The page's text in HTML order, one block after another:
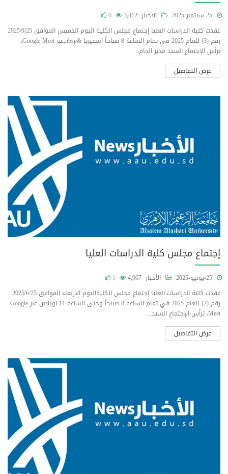
الأخبار 3,412
0
عقدت كلية الدراسات العليا إجتماع مجلس الكلية اليوم الخميس الموافق 2025/9/25
رقم (3) للعام 2025 في تمام الساعة 8 صباحاً اسفيريا &nbsp;عبر Google Meet،
ترأس الإجتماع السيد مدير الجام...
عرض التفاصيل
إجتماع مجلس كلية الدراسات العليا
الأخبار 4,967
1
عقدت كلية الدراسات العليا إجتماع مجلس الكليةاليوم الاربعاء الموافق 2025/6/25
رقم (2) للعام 2025 في تمام الساعة 8 صباحاً وحتى الساعة 11 اونلاين عبر Google
Meet، ترأس الإجتماع السيد...
عرض التفاصيل